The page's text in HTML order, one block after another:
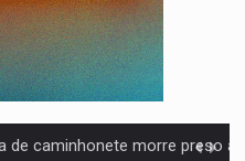
gratuitos para aproveitar o fim de semana